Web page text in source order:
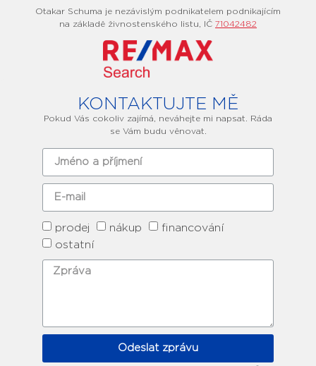
Otakar Schuma je nezávislým podnikatelem podnikajícím
na základě živnostenského listu, IČ 71042482
KONTAKTUJTE MĚ
Pokud Vás cokoliv zajímá, neváhejte mi napsat. Ráda
se Vám budu věnovat.
prodej nákup
financování
ostatní
Odeslat zprávu